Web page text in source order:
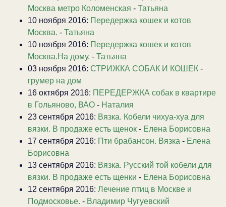
Москва метро Коломенская - Татьяна
10 ноября 2016: Передержка кошек и котов
Москва. - Татьяна
10 ноября 2016: Передержка кошек и котов
Москва.На дому. - Татьяна
03 ноября 2016: СТРИЖКА СОБАК И КОШЕК -
грумер на дом
16 октября 2016: ПЕРЕДЕРЖКА собак в квартире
в Гольяново, ВАО - Наталия
23 сентября 2016: Вязка. Кобели чихуа-хуа для
вязки. В продаже есть щенок - Елена Борисовна
17 сентября 2016: Пти брабансон. Вязка - Елена
Борисовна
13 сентября 2016: Вязка. Русский той кобели для
вязки. В продаже есть щенки - Елена Борисовна
12 сентября 2016: Лечение птиц в Москве и
Подмосковье. - Владимир Чугуевский